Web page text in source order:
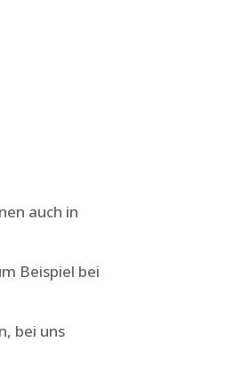
auch in
Beispiel bei
bei uns